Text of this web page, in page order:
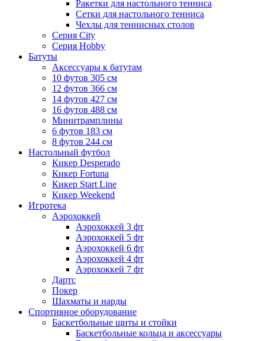
Ракетки для настольного тенниса
Сетки для настольного тенниса
Чехлы для теннисных столов
Серия City
Серия Hobby
Батуты
Аксессуары к батутам
10 футов 305 см
12 футов 366 см
14 футов 427 см
16 футов 488 см
Минитрамплины
6 футов 183 см
8 футов 244 см
Настольный футбол
Кикер Desperado
Кикер Fortuna
Кикер Start Line
Кикер Weekend
Игротека
Аэрохоккей
Аэрохоккей 3 фт
Аэрохоккей 5 фт
Аэрохоккей 6 фт
Аэрохоккей 4 фт
Аэрохоккей 7 фт
Дартс
Покер
Шахматы и нарды
Спортивное оборудование
Баскетбольные щиты и стойки
Баскетбольные кольца и аксессуары